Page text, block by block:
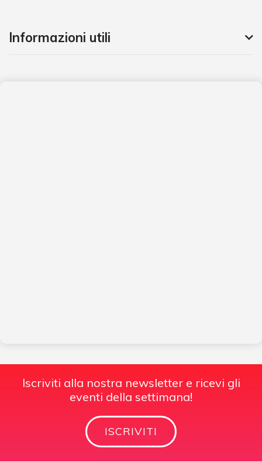
Informazioni utili
Iscriviti alla nostra newsletter e ricevi gli
eventi della settimana!
ISCRIVITI